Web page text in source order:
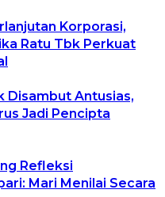
Korporasi,
Ratu Tbk Perkuat
Disambut Antusias,
Jadi Pencipta
Refleksi
Mari Menilai Secara